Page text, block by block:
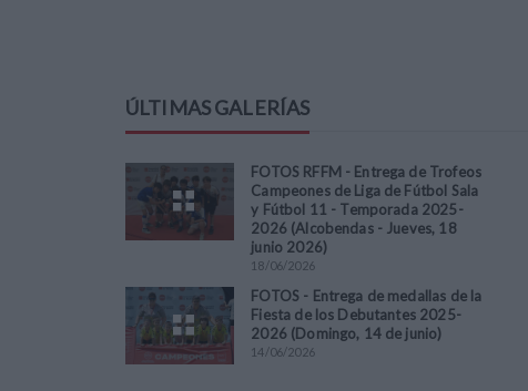
ÚLTIMAS GALERÍAS
FOTOS RFFM - Entrega de Trofeos
Campeones de Liga de Fútbol Sala
y Fútbol 11 - Temporada 2025-
2026 (Alcobendas - Jueves, 18
junio 2026)
18/06/2026
FOTOS - Entrega de medallas de la
Fiesta de los Debutantes 2025-
2026 (Domingo, 14 de junio)
14/06/2026